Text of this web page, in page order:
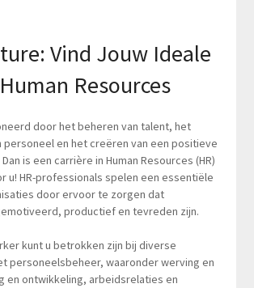
Vind Jouw Ideale
Resources
door het beheren van talent, het
personeel en het creëren van een positieve
is een carrière in Human Resources (HR)
u! HR-professionals spelen een essentiële
door ervoor te zorgen dat
productief en tevreden zijn.
kunt u betrokken zijn bij diverse
personeelsbeheer, waaronder werving en
en ontwikkeling, arbeidsrelaties en